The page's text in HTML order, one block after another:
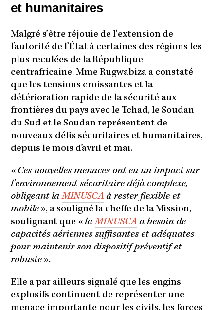
et humanitaires
Malgré s’être réjouie de l’extension de
l’autorité de l’État à certaines des régions les
plus reculées de la République
centrafricaine, Mme Rugwabiza a constaté
que les tensions croissantes et la
détérioration rapide de la sécurité aux
frontières du pays avec le Tchad, le Soudan
du Sud et le Soudan représentent de
nouveaux défis sécuritaires et humanitaires,
depuis le mois d’avril et mai.
« Ces nouvelles menaces ont eu un impact sur
l’environnement sécuritaire déjà complexe,
obligeant laMINUSCAà rester flexible et
mobile », a souligné la cheffe de la Mission,
soulignant que «laMINUSCAa besoin de
capacités aériennes suffisantes et adéquates
pour maintenir son dispositif préventif et
robuste ».
Elle a par ailleurs signalé que les engins
explosifs continuent de représenter une
menace importante pour les civils, les forces